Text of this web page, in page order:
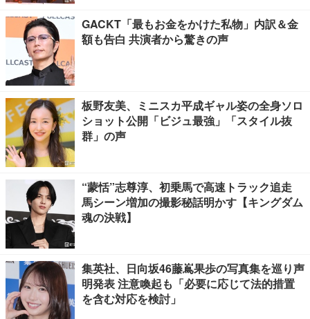
GACKT「最もお金をかけた私物」内訳＆金
額も告白 共演者から驚きの声
板野友美、ミニスカ平成ギャル姿の全身ソロ
ショット公開「ビジュ最強」「スタイル抜
群」の声
“蒙恬”志尊淳、初乗馬で高速トラック追走
馬シーン増加の撮影秘話明かす【キングダム
魂の決戦】
集英社、日向坂46藤嶌果歩の写真集を巡り声
明発表 注意喚起も「必要に応じて法的措置
を含む対応を検討」